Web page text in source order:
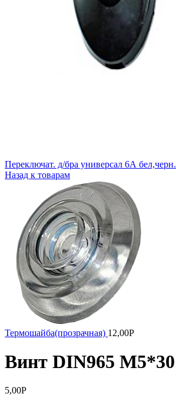
Переключат. д/бра универсал 6А бел,черн.
Назад к товарам
Термошайба(прозрачная) 12,00Р
Винт DIN965 М5*30
5,00Р